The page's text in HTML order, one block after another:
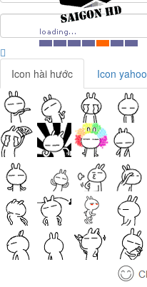
Icon hài hước Icon yahoo